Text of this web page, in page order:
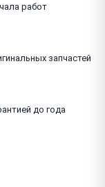
работ
запчастей
до года